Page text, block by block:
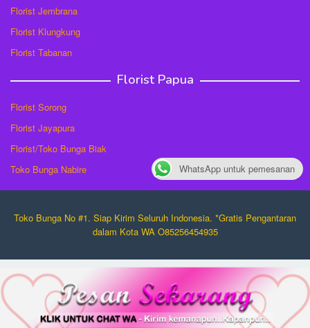
Florist Jembrana
Florist Klungkung
Florist Tabanan
Florist Papua
Florist Sorong
Florist Jayapura
Florist/Toko Bunga Biak
Toko Bunga Nabire
Toko Bunga No #1. Siap Kirim Seluruh Indonesia. *Gratis Pengantaran
dalam Kota WA O85256454935
WhatsApp untuk pemesanan